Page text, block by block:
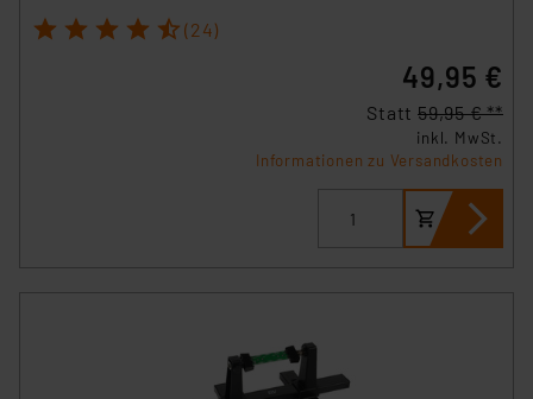
1 2 3 4 5 (24)
49,95 €
Statt 59,95 € **
inkl. MwSt.
Informationen zu Versandkosten